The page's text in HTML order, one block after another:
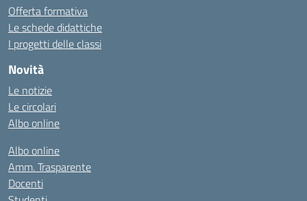
Offerta formativa
Le schede didattiche
I progetti delle classi
Novità
Le notizie
Le circolari
Albo online
Albo online
Amm. Trasparente
Docenti